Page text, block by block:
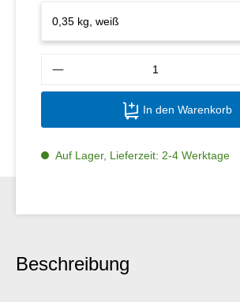
In den Warenkorb
Auf Lager, Lieferzeit: 2-4 Werktage
Beschreibung